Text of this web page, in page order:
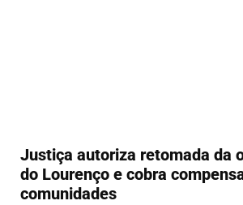
Justiça autoriza retomada da
do Lourenço e cobra
comunidades